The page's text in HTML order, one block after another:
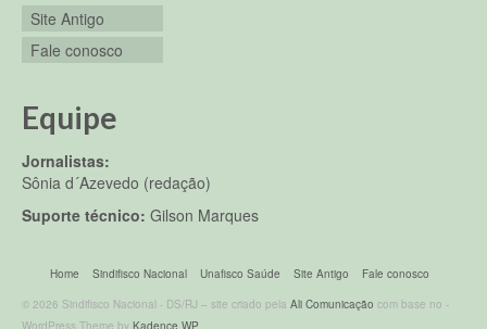
Site Antigo
Fale conosco
Equipe
Jornalistas:
Sônia d´Azevedo (redação)
Suporte técnico: Gilson Marques
Home Sindifisco Nacional Unafisco Saúde Site Antigo
Fale conosco
© 2026 Sindifisco Nacional - DS/RJ – site criado pela Ali Comunicação com base no -